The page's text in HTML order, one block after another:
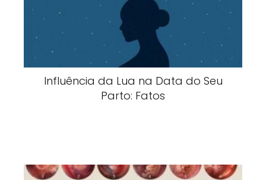
Influência da Lua na Data do Seu
Parto: Fatos